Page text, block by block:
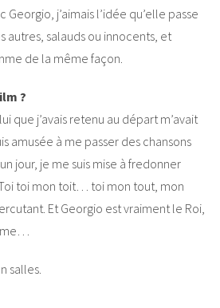
Georgio, j’aimais l’idée qu’elle passe
autres, salauds ou innocents, et
de la même façon.
?
que j’avais retenu au départ m’avait
amusée à me passer des chansons
jour, je me suis mise à fredonner
toi mon toit… toi mon tout, mon
Et Georgio est vraiment le Roi,
salles.